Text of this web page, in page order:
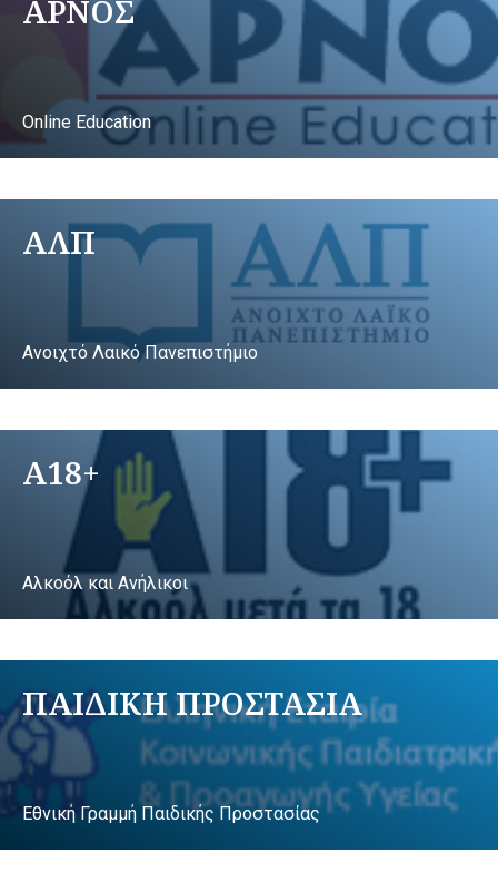
ΑΡΝΟΣ
Online Education
ΑΛΠ
Ανοιχτό Λαικό Πανεπιστήμιο
A18+
Αλκοόλ και Ανήλικοι
ΠΑΙΔΙΚΗ ΠΡΟΣΤΑΣΙΑ
Εθνική Γραμμή Παιδικής Προστασίας